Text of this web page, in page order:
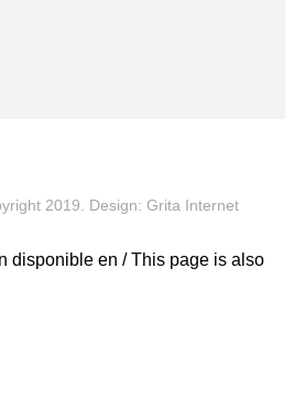
2019. Design: Grita Internet
disponible en / This page is also